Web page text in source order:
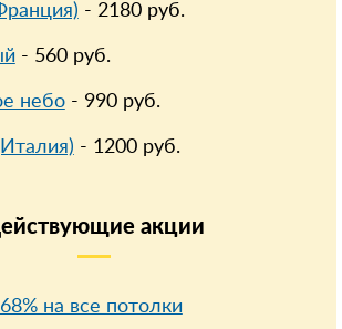
- 2180руб.
- 560руб.
небо- 990руб.
- 1200руб.
акции
на все потолки